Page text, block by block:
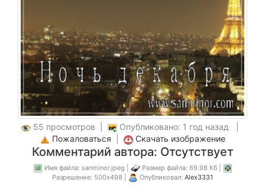
55 просмотров |
Опубликовано: 1 год назад |
Пожаловаться
Скачать изображение
Комментарий автора: Отсутствует
Имя файла: sanminor.jpeg |
Размер файла: 69.98 Кб |
Разрешение: 500x498 |
Опубликовал: Alex3331